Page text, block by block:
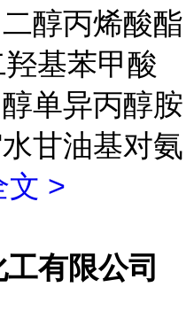
醇丙烯酸酯
基苯甲酸
单异丙醇胺
甘油基对氨
文 >
有限公司